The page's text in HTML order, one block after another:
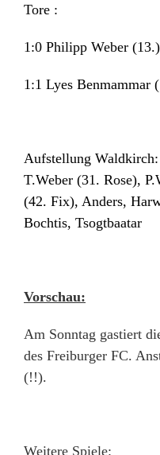
Tore :
1:0 Philipp Weber (13.)
1:1 Lyes Benmammar
Aufstellung
T.Weber (31. Rose),
(42. Fix), Anders,
Bochtis, Tsogtbaatar
Vorschau:
Am Sonntag gastiert
des Freiburger FC.
(!!).
Weitere Spiele: